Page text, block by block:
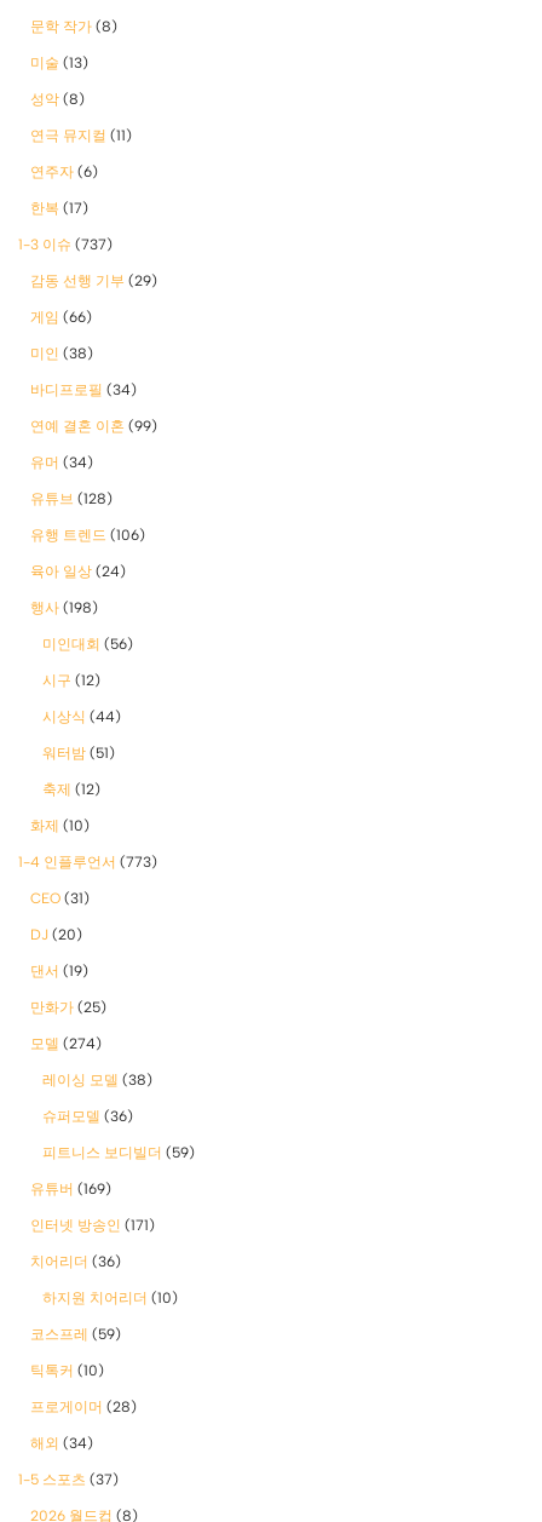
문학 작가 (8)
미술 (13)
성악 (8)
연극 뮤지컬 (11)
연주자 (6)
한복 (17)
1-3 이슈 (737)
감동 선행 기부 (29)
게임 (66)
미인 (38)
바디프로필 (34)
연예 결혼 이혼 (99)
유머 (34)
유튜브 (128)
유행 트렌드 (106)
육아 일상 (24)
행사 (198)
미인대회 (56)
시구 (12)
시상식 (44)
워터밤 (51)
축제 (12)
화제 (10)
1-4 인플루언서 (773)
CEO (31)
DJ (20)
댄서 (19)
만화가 (25)
모델 (274)
레이싱 모델 (38)
슈퍼모델 (36)
피트니스 보디빌더 (59)
유튜버 (169)
인터넷 방송인 (171)
치어리더 (36)
하지원 치어리더 (10)
코스프레 (59)
틱톡커 (10)
프로게이머 (28)
해외 (34)
1-5 스포츠 (37)
2026 월드컵 (8)